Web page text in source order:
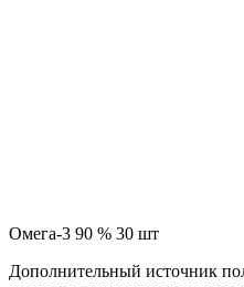
Омега-3 90 % 30 шт
Дополнительный источник